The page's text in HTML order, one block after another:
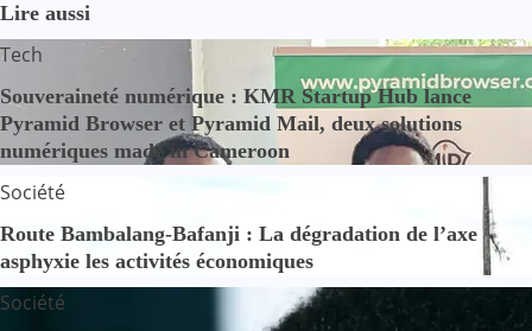
Lire aussi
Tech
Souveraineté numérique : KMR Startup Hub lance
Pyramid Browser et Pyramid Mail, deux solutions
numériques made in Cameroon
Société
Route Bambalang-Bafanji : La dégradation de l’axe
asphyxie les activités économiques
Société